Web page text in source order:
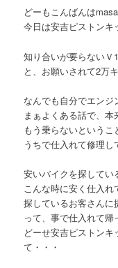
どーもこんばんはmasa
今日は安吉ピストンキ
知り合いが要らないＶ
と、お願いされて2万
なんでも自分でエン
まぁよくある話で、本
もう乗らないというこ
うちで仕入れて修理し
安いバイクを探してい
こんな時に安く仕入れ
探しているお客さんに
って、事で仕入れて帰
どーせ安吉ピストン
て・・・